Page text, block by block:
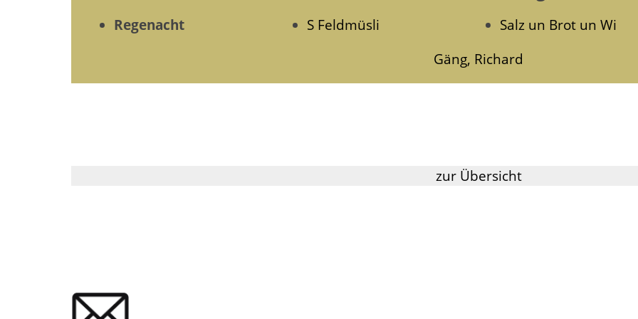
Regenacht S Feldmüsli Salz un Brot un Wi
Gäng, Richard
zur Übersicht